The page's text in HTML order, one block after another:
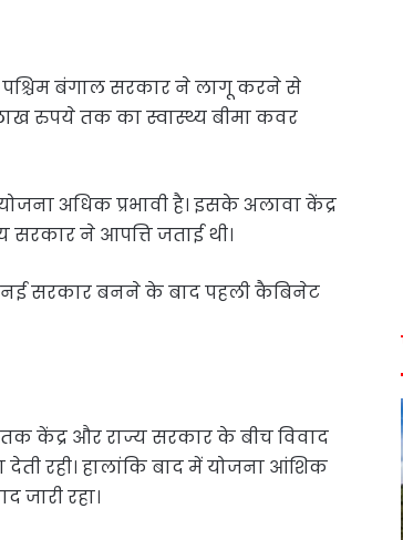
बंगाल सरकार ने लागू करने से
रुपये तक का स्वास्थ्य बीमा कवर
अधिक प्रभावी है। इसके अलावा केंद्र
ने आपत्ति जताई थी।
नई सरकार बनने के बाद पहली कैबिनेट
केंद्र और राज्य सरकार के बीच विवाद
रही। हालांकि बाद में योजना आंशिक
रहा।